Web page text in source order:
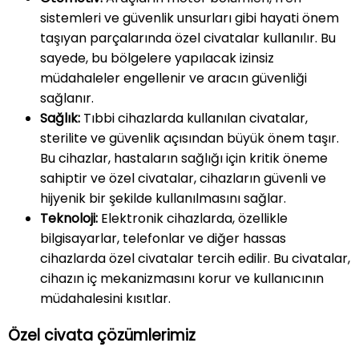
sistemleri ve güvenlik unsurları gibi hayati önem
taşıyan parçalarında özel civatalar kullanılır. Bu
sayede, bu bölgelere yapılacak izinsiz
müdahaleler engellenir ve aracın güvenliği
sağlanır.
Sağlık: Tıbbi cihazlarda kullanılan civatalar,
sterilite ve güvenlik açısından büyük önem taşır.
Bu cihazlar, hastaların sağlığı için kritik öneme
sahiptir ve özel civatalar, cihazların güvenli ve
hijyenik bir şekilde kullanılmasını sağlar.
Teknoloji: Elektronik cihazlarda, özellikle
bilgisayarlar, telefonlar ve diğer hassas
cihazlarda özel civatalar tercih edilir. Bu civatalar,
cihazın iç mekanizmasını korur ve kullanıcının
müdahalesini kısıtlar.
Özel civata çözümlerimiz